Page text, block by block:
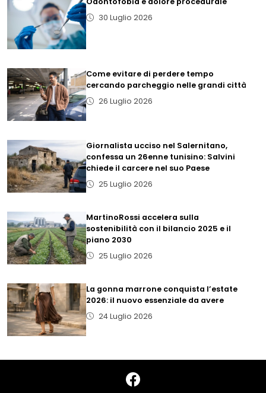
30 Luglio 2026
Come evitare di perdere tempo
cercando parcheggio nelle grandi città
26 Luglio 2026
Giornalista ucciso nel Salernitano,
confessa un 26enne tunisino: Salvini
chiede il carcere nel suo Paese
25 Luglio 2026
MartinoRossi accelera sulla
sostenibilità con il bilancio 2025 e il
piano 2030
25 Luglio 2026
La gonna marrone conquista l’estate
2026: il nuovo essenziale da avere
24 Luglio 2026